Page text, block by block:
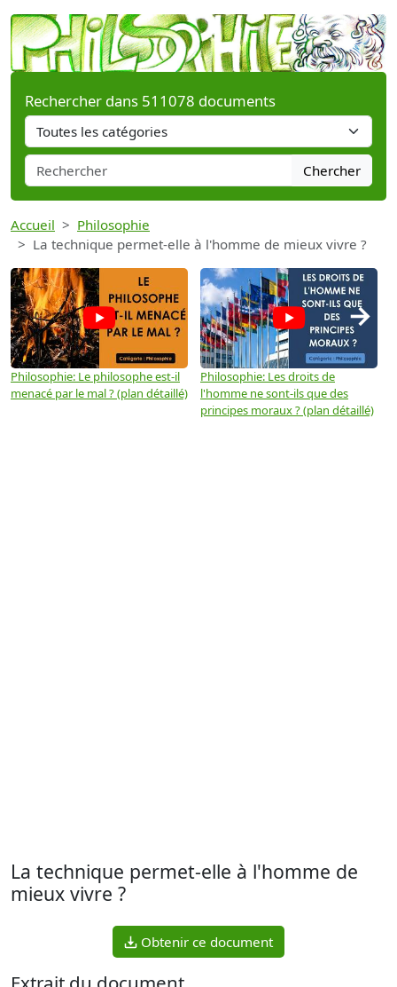
Rechercher dans 511078 documents
Chercher
Accueil
Philosophie
La technique permet-elle à l'homme de mieux vivre ?
Philosophie: Le philosophe est-il
menacé par le mal ? (plan détaillé)
Philosophie: Les droits de
l'homme ne sont-ils que des
principes moraux ? (plan détaillé)
→
La technique permet-elle à l'homme de
mieux vivre ?
Obtenir ce document